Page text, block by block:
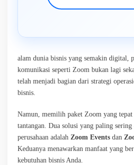
alam dunia bisnis yang semakin digital,
komunikasi seperti Zoom bukan lagi
telah menjadi bagian dari strategi
bisnis.
Namun, memilih paket Zoom yang
tantangan. Dua solusi yang paling
perusahaan adalah Zoom Events dan
Keduanya menawarkan manfaat yang
kebutuhan bisnis Anda.